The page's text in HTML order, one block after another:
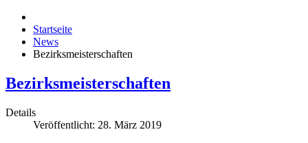
Startseite
News
Bezirksmeisterschaften
Bezirksmeisterschaften
Details
Veröffentlicht: 28. März 2019